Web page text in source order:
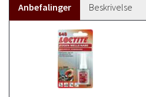
Anbefalinger Beskrivelse